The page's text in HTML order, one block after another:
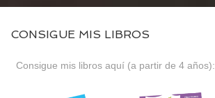
CONSIGUE MIS LIBROS
Consigue mis libros aquí (a partir de 4 años):